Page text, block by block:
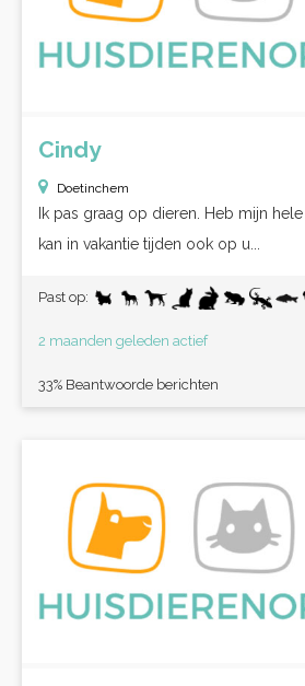
Cindy
Doetinchem
Ik pas graag op dieren. Heb mijn
kan in vakantie tijden ook op u...
Past op:
2 maanden geleden actief
33% Beantwoorde berichten